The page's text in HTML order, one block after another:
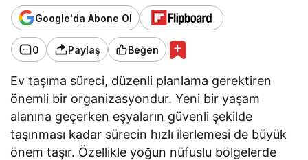
Google'da Abone Ol
0 Paylaş Beğen
Ev taşıma süreci, düzenli planlama gerektiren
önemli bir organizasyondur. Yeni bir yaşam
alanına geçerken eşyaların güvenli şekilde
taşınması kadar sürecin hızlı ilerlemesi de büyük
önem taşır. Özellikle yoğun nüfuslu bölgelerde